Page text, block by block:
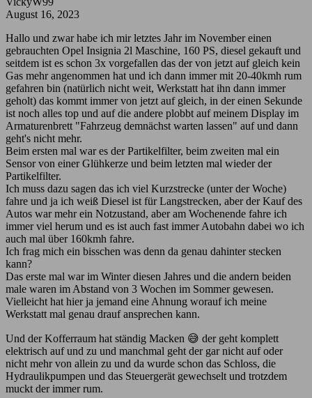
August 16, 2023
Hallo und zwar habe ich mir letztes Jahr im November einen
gebrauchten Opel Insignia 2l Maschine, 160 PS, diesel gekauft und
seitdem ist es schon 3x vorgefallen das der von jetzt auf gleich kein
Gas mehr angenommen hat und ich dann immer mit 20-40kmh rum
gefahren bin (natürlich nicht weit, Werkstatt hat ihn dann immer
geholt) das kommt immer von jetzt auf gleich, in der einen Sekunde
ist noch alles top und auf die andere plobbt auf meinem Display im
Armaturenbrett "Fahrzeug demnächst warten lassen" auf und dann
geht's nicht mehr.
Beim ersten mal war es der Partikelfilter, beim zweiten mal ein
Sensor von einer Glühkerze und beim letzten mal wieder der
Partikelfilter.
Ich muss dazu sagen das ich viel Kurzstrecke (unter der Woche)
fahre und ja ich weiß Diesel ist für Langstrecken, aber der Kauf des
Autos war mehr ein Notzustand, aber am Wochenende fahre ich
immer viel herum und es ist auch fast immer Autobahn dabei wo ich
auch mal über 160kmh fahre.
Ich frag mich ein bisschen was denn da genau dahinter stecken
kann?
Das erste mal war im Winter diesen Jahres und die andern beiden
male waren im Abstand von 3 Wochen im Sommer gewesen.
Vielleicht hat hier ja jemand eine Ahnung worauf ich meine
Werkstatt mal genau drauf ansprechen kann.
Und der Kofferraum hat ständig Macken 😅 der geht komplett
elektrisch auf und zu und manchmal geht der gar nicht auf oder
nicht mehr von allein zu und da wurde schon das Schloss, die
Hydraulikpumpen und das Steuergerät gewechselt und trotzdem
muckt der immer rum.